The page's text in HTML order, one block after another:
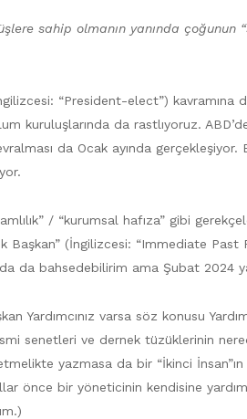
sahip olmanın yanında çoğunun
“President-elect”)
kuruluşlarında da rastlıyoruz.
da Ocak ayında
/ “kurumsal hafıza” gibi
Başkan” (İngilizcesi: “Immediate
da bahsedebilirim ama Şubat 2024
Yardımcınız varsa söz konusu
senetleri ve dernek tüzüklerinin
yazmasa da bir “İkinci İnsan”ın
önce bir yöneticinin kendisine